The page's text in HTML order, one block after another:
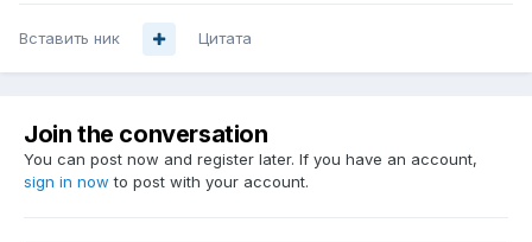
Вставить ник Цитата
Join the conversation
You can post now and register later. If you have an account,
sign in now to post with your account.